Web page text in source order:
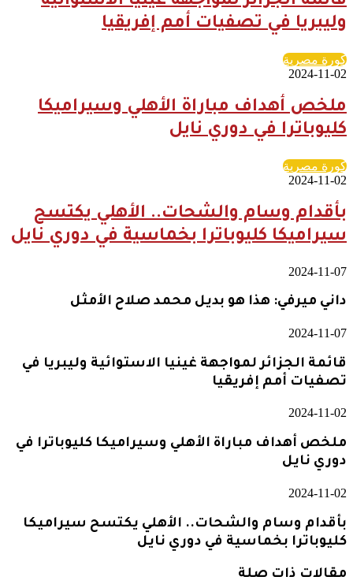
وليبريا في تصفيات أمم إفريقيا
كورة مصرية
2024-11-02
ملخص أهداف مباراة الأهلي وسيراميكا
كليوباترا في دوري نايل
كورة مصرية
2024-11-02
بأقدام وسام والشحات.. الأهلي يكتسح
سيراميكا كليوباترا بخماسية في دوري نايل
2024-11-07
داني ميرفي: هذا هو بديل محمد صلاح الأمثل
2024-11-07
قائمة الجزائر لمواجهة غينيا الاستوائية وليبريا في
تصفيات أمم إفريقيا
2024-11-02
ملخص أهداف مباراة الأهلي وسيراميكا كليوباترا في
دوري نايل
2024-11-02
بأقدام وسام والشحات.. الأهلي يكتسح سيراميكا
كليوباترا بخماسية في دوري نايل
مقالات ذات صلة